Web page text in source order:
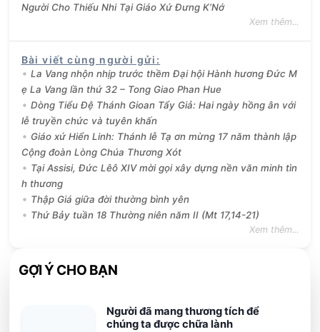
Người Cho Thiếu Nhi Tại Giáo Xứ Đưng K’Nớ
Xem thêm...
Bài viết cùng người gửi :
La Vang nhộn nhịp trước thềm Đại hội Hành hương Đức M
ẹ La Vang lần thứ 32 – Tong Giao Phan Hue
Dòng Tiểu Đệ Thánh Gioan Tẩy Giả: Hai ngày hồng ân với
lễ truyền chức và tuyên khấn
Giáo xứ Hiển Linh: Thánh lễ Tạ ơn mừng 17 năm thành lập
Cộng đoàn Lòng Chúa Thương Xót
Tại Assisi, Đức Lêô XIV mời gọi xây dựng nền văn minh tìn
h thương
Thập Giá giữa đời thường bình yên
Thứ Bảy tuần 18 Thường niên năm II (Mt 17,14-21)
Xem thêm...
GỢI Ý CHO BẠN
Người đã mang thương tích để
chúng ta được chữa lành